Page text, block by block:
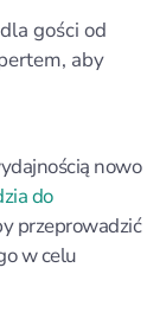
gości od
aby
nowo
do
przeprowadzić
w celu